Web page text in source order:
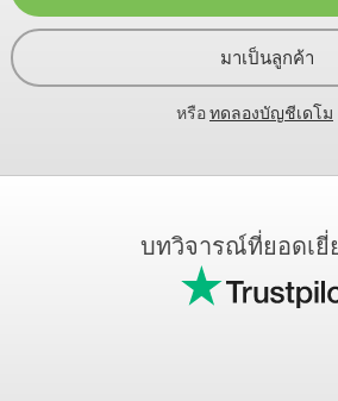
มาเป็นลูกค้า
หรือทดลองบัญชีเดโม
บทวิจารณ์ที่ยอดเยี่